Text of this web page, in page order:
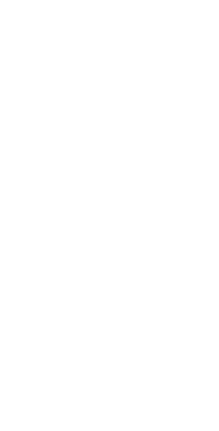
are offered only for R&D
Act (Bolar Exemption) and not for
ズ・ラボラトリーズ
・エンクレーブ8-2-337
ーンバレー